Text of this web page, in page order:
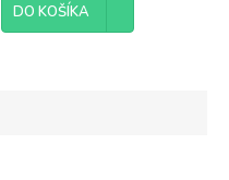
DO KOŠÍKA